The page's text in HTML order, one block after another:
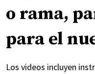
o rama,
para el
Los videos incluyen